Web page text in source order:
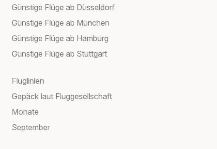
Günstige Flüge ab Düsseldorf
Günstige Flüge ab München
Günstige Flüge ab Hamburg
Günstige Flüge ab Stuttgart
Fluglinien
Gepäck laut Fluggesellschaft
Monate
September